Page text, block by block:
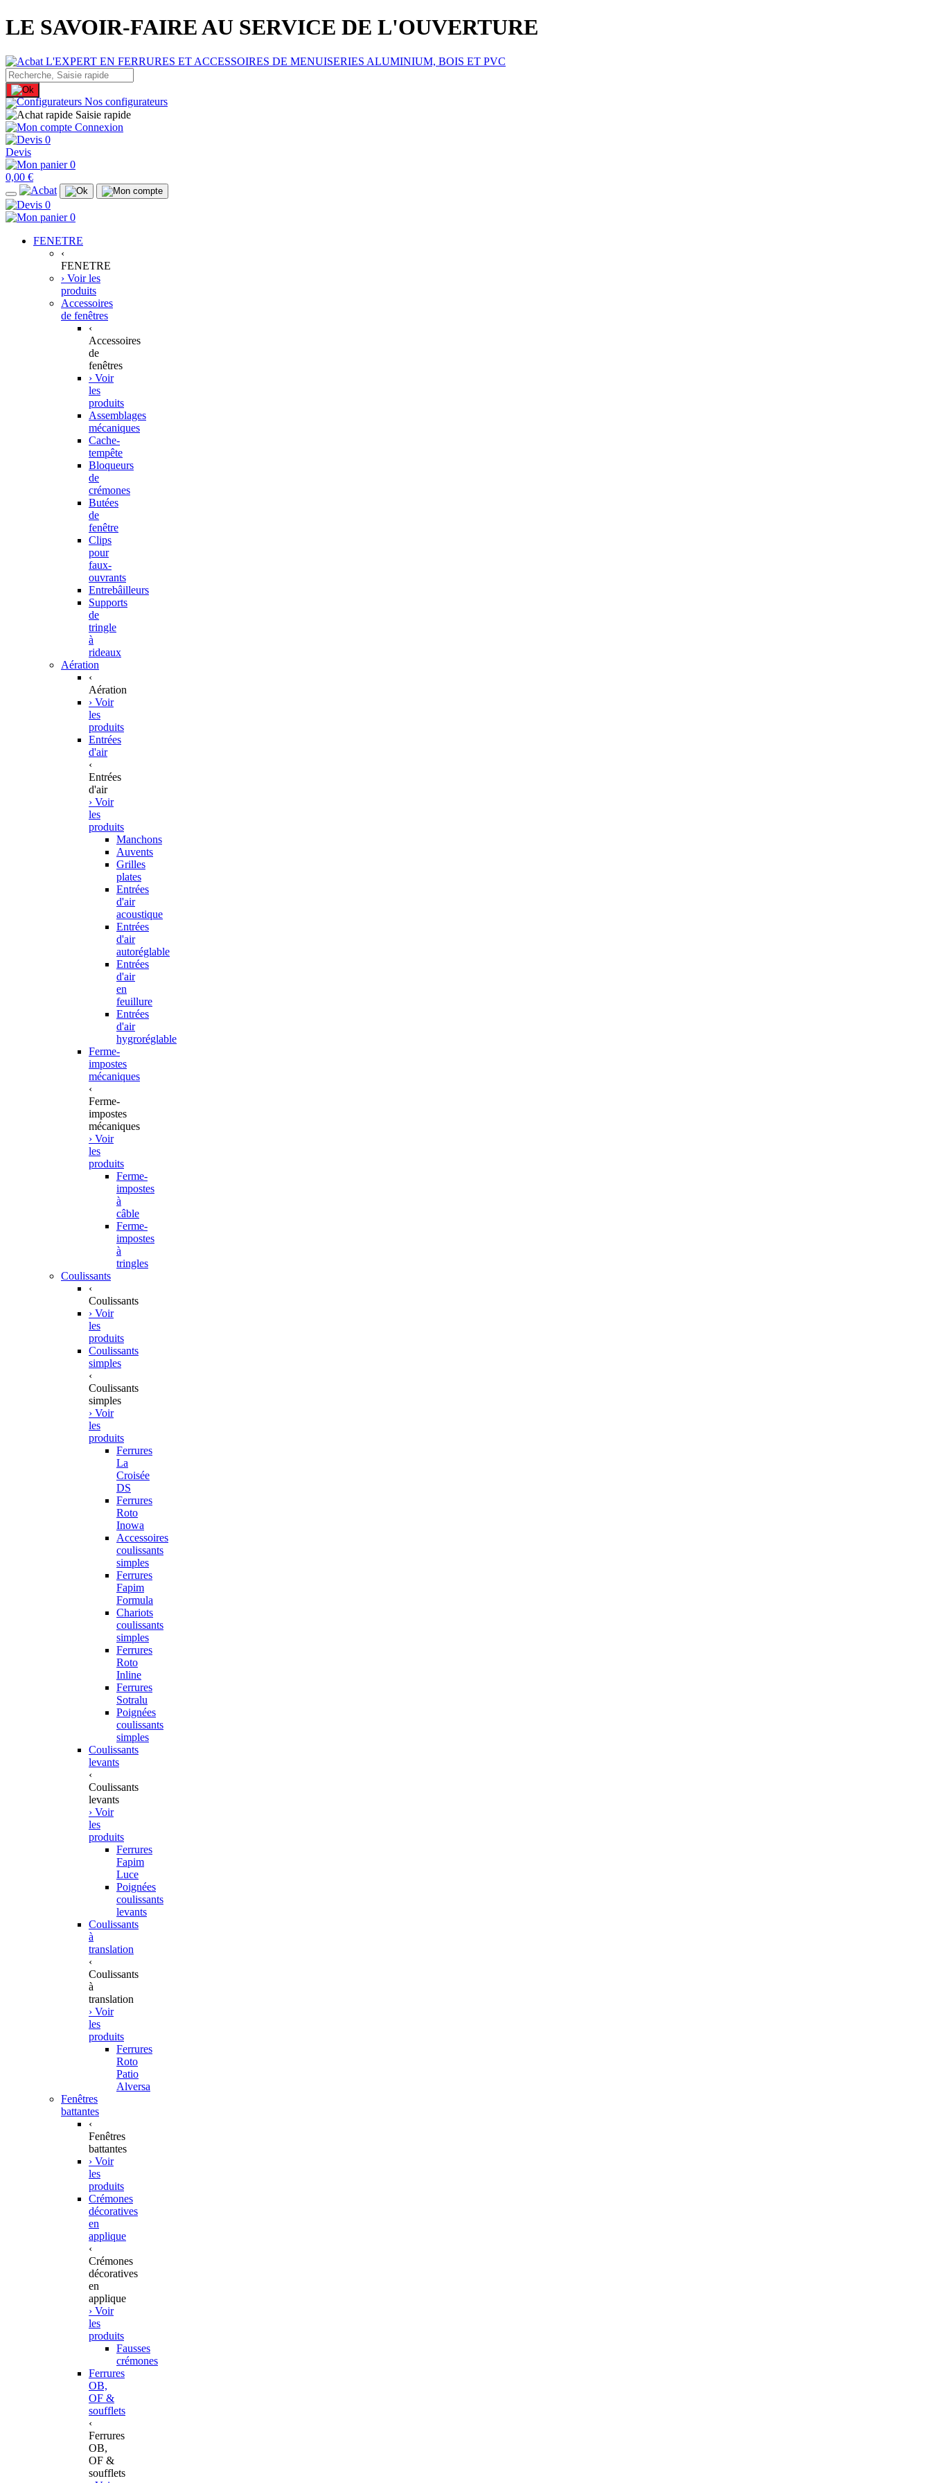
LE SAVOIR-FAIRE AU SERVICE DE L'OUVERTURE
Nos configurateurs
Saisie rapide
Connexion
0
Devis
0
0,00 €
0
0
FENETRE
‹
FENETRE
› Voir les
produits
Accessoires
de fenêtres
‹
Accessoires
de
fenêtres
› Voir
les
produits
Assemblages
mécaniques
Cache-
tempête
Bloqueurs
de
crémones
Butées
de
fenêtre
Clips
pour
faux-
ouvrants
Entrebâilleurs
Supports
de
tringle
à
rideaux
Aération
‹
Aération
› Voir
les
produits
Entrées
d'air
‹
Entrées
d'air
› Voir
les
produits
Manchons
Auvents
Grilles
plates
Entrées
d'air
acoustique
Entrées
d'air
autoréglable
Entrées
d'air
en
feuillure
Entrées
d'air
hygroréglable
Ferme-
impostes
mécaniques
‹
Ferme-
impostes
mécaniques
› Voir
les
produits
Ferme-
impostes
à
câble
Ferme-
impostes
à
tringles
Coulissants
‹
Coulissants
› Voir
les
produits
Coulissants
simples
‹
Coulissants
simples
› Voir
les
produits
Ferrures
La
Croisée
DS
Ferrures
Roto
Inowa
Accessoires
coulissants
simples
Ferrures
Fapim
Formula
Chariots
coulissants
simples
Ferrures
Roto
Inline
Ferrures
Sotralu
Poignées
coulissants
simples
Coulissants
levants
‹
Coulissants
levants
› Voir
les
produits
Ferrures
Fapim
Luce
Poignées
coulissants
levants
Coulissants
à
translation
‹
Coulissants
à
translation
› Voir
les
produits
Ferrures
Roto
Patio
Alversa
Fenêtres
battantes
‹
Fenêtres
battantes
› Voir
les
produits
Crémones
décoratives
en
applique
‹
Crémones
décoratives
en
applique
› Voir
les
produits
Fausses
crémones
Ferrures
OB,
OF &
soufflets
‹
Ferrures
OB,
OF &
soufflets